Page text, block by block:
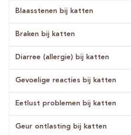
Blaasstenen bij katten
Braken bij katten
Diarree (allergie) bij katten
Gevoelige reacties bij katten
Eetlust problemen bij katten
Geur ontlasting bij katten